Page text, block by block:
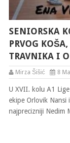
SENIORSKA
PRVOG
TRAVNIKA I
Mirza Šišić 8
U XVII. kolu A1
ekipe Orlovik Nansi
najprecizniji Nedim